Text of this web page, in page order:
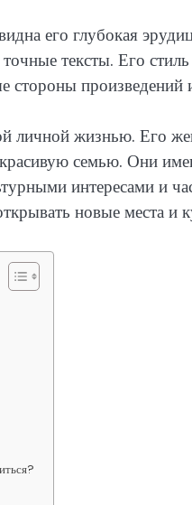
его глубокая
тексты. Его
стороны произведений
личной жизнью. Его
семью. Они
интересами и
новые места и